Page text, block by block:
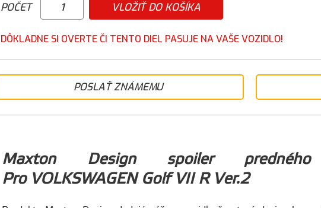
POČET VLOŽIŤ DO KOŠÍKA
DÔKLADNE SI OVERTE ČI TENTO DIEL PASUJE NA VAŠE VOZIDLO!
POSLAŤ ZNÁMEMU
Maxton Design spoiler
Pro VOLKSWAGEN Golf VII R Ver.2